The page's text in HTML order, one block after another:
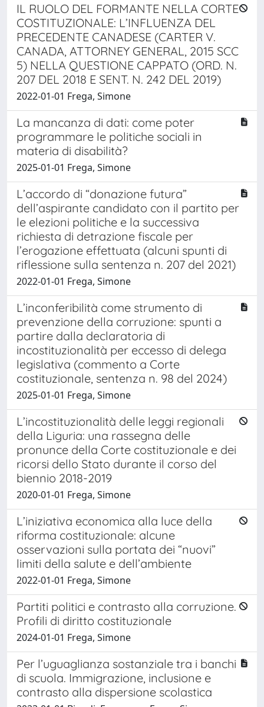
IL RUOLO DEL FORMANTE NELLA CORTE
COSTITUZIONALE: L’INFLUENZA DEL
PRECEDENTE CANADESE (CARTER V.
CANADA, ATTORNEY GENERAL, 2015 SCC
5) NELLA QUESTIONE CAPPATO (ORD. N.
207 DEL 2018 E SENT. N. 242 DEL 2019)
2022-01-01 Frega, Simone
La mancanza di dati: come poter
programmare le politiche sociali in
materia di disabilità?
2025-01-01 Frega, Simone
L’accordo di “donazione futura”
dell’aspirante candidato con il partito per
le elezioni politiche e la successiva
richiesta di detrazione fiscale per
l’erogazione effettuata (alcuni spunti di
riflessione sulla sentenza n. 207 del 2021)
2022-01-01 Frega, Simone
L’inconferibilità come strumento di
prevenzione della corruzione: spunti a
partire dalla declaratoria di
incostituzionalità per eccesso di delega
legislativa (commento a Corte
costituzionale, sentenza n. 98 del 2024)
2025-01-01 Frega, Simone
L’incostituzionalità delle leggi regionali
della Liguria: una rassegna delle
pronunce della Corte costituzionale e dei
ricorsi dello Stato durante il corso del
biennio 2018-2019
2020-01-01 Frega, Simone
L’iniziativa economica alla luce della
riforma costituzionale: alcune
osservazioni sulla portata dei “nuovi”
limiti della salute e dell’ambiente
2022-01-01 Frega, Simone
Partiti politici e contrasto alla corruzione.
Profili di diritto costituzionale
2024-01-01 Frega, Simone
Per l’uguaglianza sostanziale tra i banchi
di scuola. Immigrazione, inclusione e
contrasto alla dispersione scolastica